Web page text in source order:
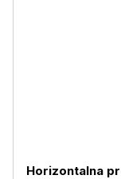
Horizontalna